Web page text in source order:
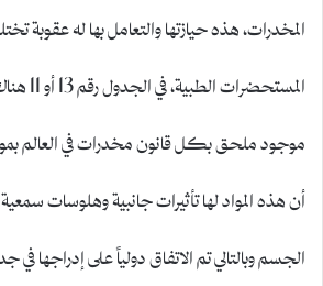
المخدرات، هذه حيازتها والتعامل بها له
موجود ملحق بكل قانون مخدرات في العالم
أن هذه المواد لها تأثيرات جانبية وهلوسات
الجسم وبالتالي تم الاتفاق دولياً على إدراجها